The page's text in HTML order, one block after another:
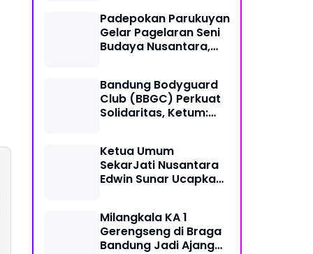
Care" Spirit
Padepokan Parukuyan
Gelar Pagelaran Seni
Budaya Nusantara,
Bandung Bodyguard
Club (BBGC) Perkuat
Solidaritas, Ketum:
Ketua Umum
SekarJati Nusantara
Edwin Sunar Ucapkan
Milangkala KA 1
Gerengseng di Braga
Bandung Jadi Ajang